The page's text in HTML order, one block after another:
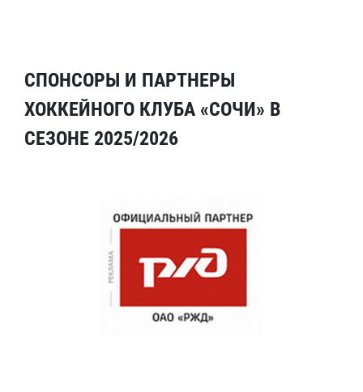
СПОНСОРЫ И ПАРТНЕРЫ
ХОККЕЙНОГО КЛУБА «СОЧИ» В
СЕЗОНЕ 2025/2026